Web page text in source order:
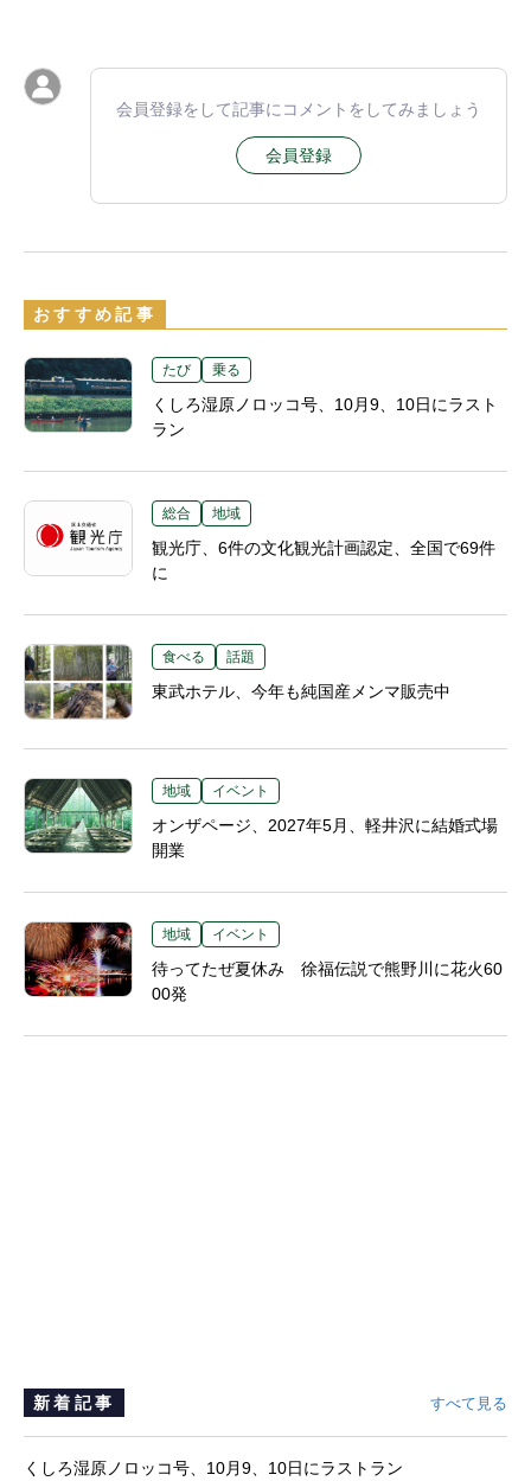
会員登録をして記事にコメントをしてみましょう
会員登録
おすすめ記事
たび 乗る
くしろ湿原ノロッコ号、10月9、10日にラスト
ラン
総合 地域
観光庁、6件の文化観光計画認定、全国で69件
に
食べる 話題
東武ホテル、今年も純国産メンマ販売中
地域 イベント
オンザページ、2027年5月、軽井沢に結婚式場
開業
地域 イベント
待ってたぜ夏休み 徐福伝説で熊野川に花火60
00発
新着記事 すべて見る
くしろ湿原ノロッコ号、10月9、10日にラストラン